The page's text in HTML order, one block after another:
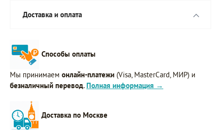
Доставка и оплата
Способы оплаты
Мы принимаем онлайн-платежи (Visa, MasterCard, МИР) и
безналичный перевод. Полная информация →
Доставка по Москве